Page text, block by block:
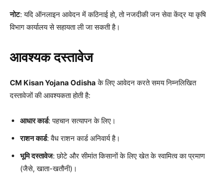
नोट: यदि ऑनलाइन आवेदन में कठिनाई हो, तो नजदीकी जन सेवा केंद्र या कृषि
विभाग कार्यालय से सहायता ली जा सकती है।
आवश्यक दस्तावेज
CM Kisan Yojana Odisha के लिए आवेदन करते समय निम्नलिखित
दस्तावेजों की आवश्यकता होती है:
आधार कार्ड: पहचान सत्यापन के लिए।
राशन कार्ड: वैध राशन कार्ड अनिवार्य है।
भूमि दस्तावेज: छोटे और सीमांत किसानों के लिए खेत के स्वामित्व का प्रमाण
(जैसे, खाता-खतौनी)।